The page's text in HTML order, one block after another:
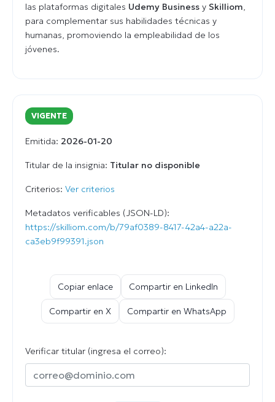
las plataformas digitales Udemy Business y Skilliom
para complementar sus habilidades técnicas y
humanas, promoviendo la empleabilidad de los
jóvenes.
VIGENTE
Emitida: 2026-01-20
Titular de la insignia: Titular no disponible
Criterios: Ver criterios
Metadatos verificables (JSON-LD):
https://skilliom.com/b/79af0389-8417-42a4-a22a-
ca3eb9f99391.json
Copiar enlace Compartir en LinkedIn
Compartir en X Compartir en WhatsApp
Verificar titular (ingresa el correo):